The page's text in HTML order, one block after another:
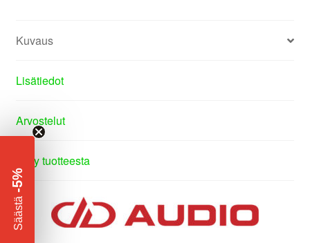
Kuvaus
Lisätiedot
Arvostelut
Kysy tuotteesta
Säästä
-5%